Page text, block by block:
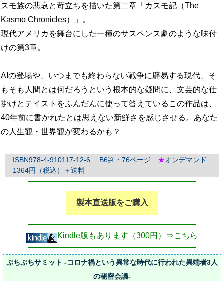
スモ族の悲哀と苛立ちを描いた第二章「カスモ記（The
Kasmo Chronicles）」。
現代アメリカを舞台にした一種のサスペンス劇のような味付
けの第3章。
AIの登場や、いつまでも終わらない戦争に辟易する現代、そ
もそも人間とは何だろうという根本的な疑問に、文芸的な仕
掛けとテイストをふんだんに使って答えているこの作品は、
40年前に書かれたとは思えない新鮮さを感じさせる。あなた
の人生観・世界観が変わるかも？
ISBN978-4-910117-12-6 B6判・76ページ ★オンデマンド
1364円（税込）＋送料
製本直送版をご購入
Kindle版もあります（300円）⇒こちら
ぷちぷちサミット -コロナ禍という異常な時代に行われた異端者3人
の秘密会議-